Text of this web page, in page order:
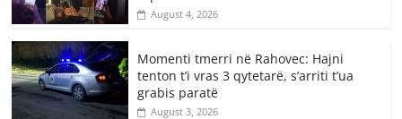
August 4, 2026
Momenti tmerri në Rahovec: Hajni
tenton t’i vras 3 qytetarë, s’arriti t’ua
grabis paratë
August 3, 2026